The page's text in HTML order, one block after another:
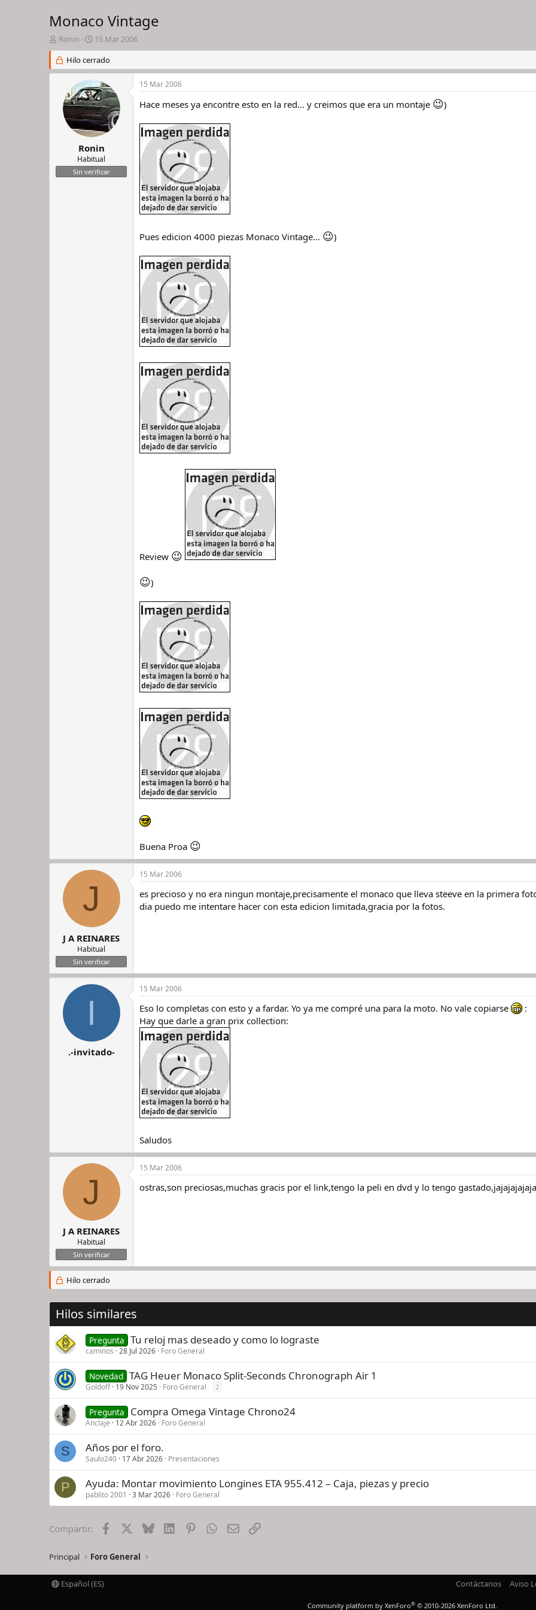
Monaco Vintage
I
n
i
c
h
i
Ronin
F
e
c
h
a
d
e
i
n
i
c
i
o
15 Mar 2006
Hilo cerrado
Ronin
Habitual
Sin verificar
15 Mar 2006
Hace meses ya encontre esto en la red... y creimos que era un montaje 😉)
Pues edicion 4000 piezas Monaco Vintage... 😉)
Review 😉
😉)
Buena Proa 😉
J
J A REINARES
Habitual
Sin verificar
15 Mar 2006
es precioso y no era ningun montaje,precisamente el monaco que lleva steeve en la primera
dia puedo me intentare hacer con esta edicion limitada,gracia por la fotos.
I
.-invitado-
15 Mar 2006
Eso lo completas con esto y a fardar. Yo ya me compré una para la moto. No vale copiarse
:
Hay que darle a gran prix collection:
Saludos
J
J A REINARES
Habitual
Sin verificar
15 Mar 2006
ostras,son preciosas,muchas gracis por el link,tengo la peli en dvd y lo tengo
Hilo cerrado
Hilos similares
Pregunta Tu reloj mas deseado y como lo lograste
caminos 28 Jul 2026 Foro General
Novedad TAG Heuer Monaco Split-Seconds Chronograph Air 1
Goldoff 19 Nov 2025 Foro General 2
Pregunta Compra Omega Vintage Chrono24
Anclaje 12 Abr 2026 Foro General
S Años por el foro.
Saulo240 17 Abr 2026 Presentaciones
P Ayuda: Montar movimiento Longines ETA 955.412 – Caja, piezas y precio
pablito 2001 3 Mar 2026 Foro General
Compartir: Facebook BlueskyLinkedInPinterestWhatsApp
EmailEnlace
Principal Foro General
Español (ES) Contáctanos Aviso
Community platform by XenForo® © 2010-2026 XenForo Ltd.